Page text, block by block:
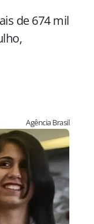
de 674 mil
Agência Brasil